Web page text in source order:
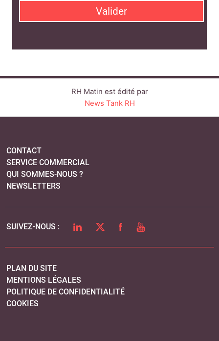
QUI SOMMES-NOUS ?
LINKEDINTWITTERFACEBOOK
MENTIONS LÉGALES
POLITIQUE DE CONFIDENTIALITÉ
COOKIES